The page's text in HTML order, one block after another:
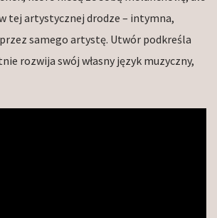
tej artystycznej drodze – intymna,
samego artystę. Utwór podkreśla
rozwija swój własny język muzyczny,